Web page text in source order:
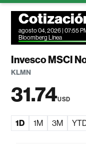
agosto 04, 2026 | 07:55
Bloomberg Línea
Invesco MSCI
KLMN
31.74USD
1D 1M 3M